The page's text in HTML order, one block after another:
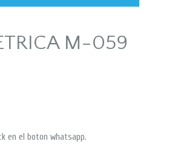
M-059
en el boton whatsapp.